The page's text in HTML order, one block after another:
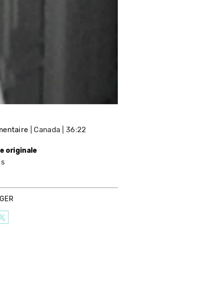
Canada 36:22
originale